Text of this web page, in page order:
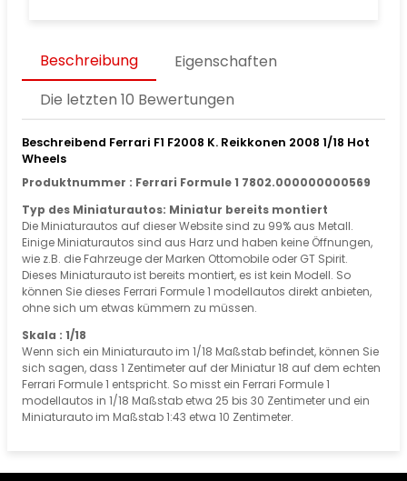
Beschreibung
Eigenschaften
Die letzten 10 Bewertungen
Beschreibend Ferrari F1 F2008 K. Reikkonen 2008 1/18 Hot
Wheels
Produktnummer : Ferrari Formule 1 7802.000000000569
Typ des Miniaturautos: Miniatur bereits montiert
Die Miniaturautos auf dieser Website sind zu 99% aus Metall.
Einige Miniaturautos sind aus Harz und haben keine Öffnungen,
wie z.B. die Fahrzeuge der Marken Ottomobile oder GT Spirit.
Dieses Miniaturauto ist bereits montiert, es ist kein Modell. So
können Sie dieses Ferrari Formule 1 modellautos direkt anbieten,
ohne sich um etwas kümmern zu müssen.
Skala : 1/18
Wenn sich ein Miniaturauto im 1/18 Maßstab befindet, können Sie
sich sagen, dass 1 Zentimeter auf der Miniatur 18 auf dem echten
Ferrari Formule 1 entspricht. So misst ein Ferrari Formule 1
modellautos in 1/18 Maßstab etwa 25 bis 30 Zentimeter und ein
Miniaturauto im Maßstab 1:43 etwa 10 Zentimeter.